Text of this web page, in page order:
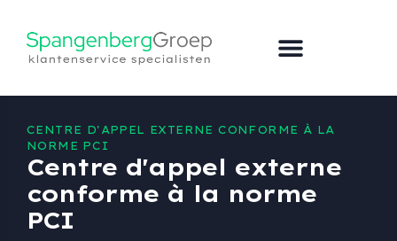
CENTRE D'APPEL EXTERNE CONFORME À LA
NORME PCI
Centre d'appel externe
conforme à la norme
PCI